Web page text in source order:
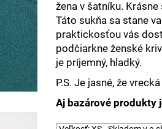
žena v šatníku.
Táto sukňa sa stane
praktickosťou vás
podčiarkne ženské
je príjemný, hladký.
P.S. Je jasné, že
Aj bazárové produkty